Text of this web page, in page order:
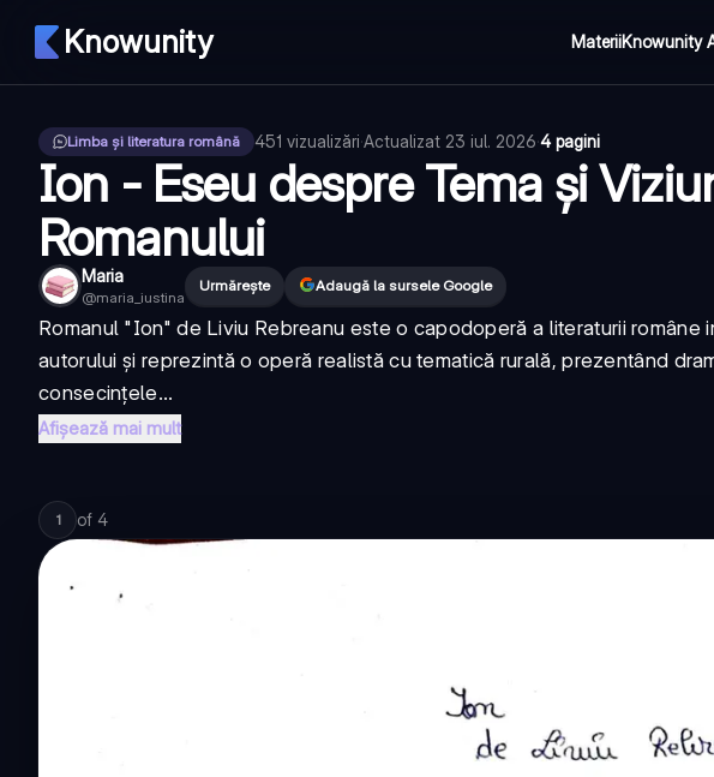
Knowunity MateriiKnowunity
Limba și literatura română 451 vizualizări·Actualizat 23 iul. 2026·4 pagini
Ion - Eseu despre Tema și
Romanului
Maria
@maria_iustina
Urmărește Adaugă la sursele Google
Romanul "Ion" de Liviu Rebreanu este o capodoperă a literaturii române
autorului și reprezintă o operă realistă cu tematică rurală, prezentând
consecințele...
Afișează mai mult
1 of 4